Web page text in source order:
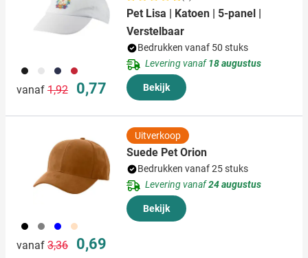
001 002 005 008
vanaf Normale prijs
1,92 Speciale prijs
0,77
Pet Lisa | Katoen | 5-panel |
Verstelbaar
Bedrukken vanaf 50 stuks
Levering vanaf18 augustus
Bekijk
001 003 005 357
vanaf Normale prijs
3,36 Speciale prijs
0,69
Uitverkoop
Suede Pet Orion
Bedrukken vanaf 25 stuks
Levering vanaf24 augustus
Bekijk